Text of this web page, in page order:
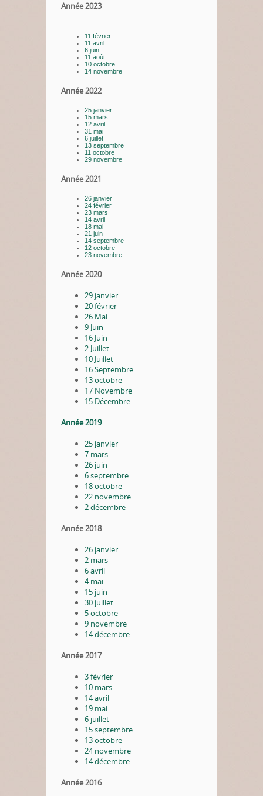
Année 2023
11 février
11 avril
6 juin
11 août
10 octobre
14 novembre
Année 2022
25 janvier
15 mars
12 avril
31 mai
6 juillet
13 septembre
11 octobre
29 novembre
Année 2021
26 janvier
24 février
23 mars
14 avril
18 mai
21 juin
14 septembre
12 octobre
23 novembre
Année 2020
29 janvier
20 février
26 Mai
9 Juin
16 Juin
2 Juillet
10 Juillet
16 Septembre
13 octobre
17 Novembre
15 Décembre
Année 2019
25 janvier
7 mars
26 juin
6 septembre
18 octobre
22 novembre
2 décembre
Année 2018
26 janvier
2 mars
6 avril
4 mai
15 juin
30 juillet
5 octobre
9 novembre
14 décembre
Année 2017
3 février
10 mars
14 avril
19 mai
6 juillet
15 septembre
13 octobre
24 novembre
14 décembre
Année 2016